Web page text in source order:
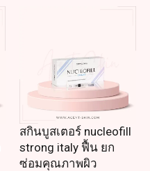
สกินบูสเตอร์ nucleofill
strong italy ฟื้น ยก
ซ่อมคุณภาพผิว